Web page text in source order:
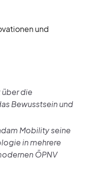
und
über die
Bewusstsein und
Mobility seine
in mehrere
ÖPNV